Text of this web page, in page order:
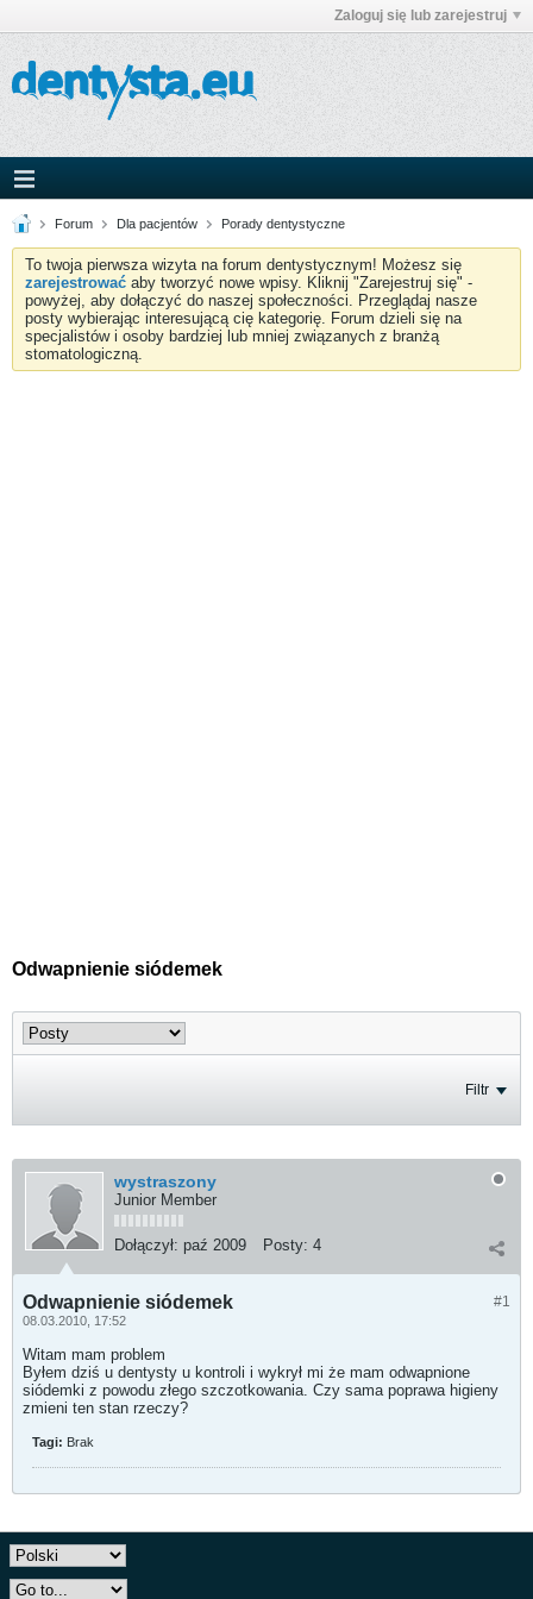
Zaloguj się lub zarejestruj
Forum Dla pacjentów Porady dentystyczne
To twoja pierwsza wizyta na forum dentystycznym! Możesz się
zarejestrować aby tworzyć nowe wpisy. Kliknij "Zarejestruj się" -
powyżej, aby dołączyć do naszej społeczności. Przeglądaj nasze
posty wybierając interesującą cię kategorię. Forum dzieli się na
specjalistów i osoby bardziej lub mniej związanych z branżą
stomatologiczną.
Odwapnienie siódemek
Filtr
wystraszony
Junior Member
Dołączył: paź 2009 Posty: 4
#1
Odwapnienie siódemek
08.03.2010, 17:52
Witam mam problem
Byłem dziś u dentysty u kontroli i wykrył mi że mam odwapnione
siódemki z powodu złego szczotkowania. Czy sama poprawa higieny
zmieni ten stan rzeczy?
Tagi: Brak